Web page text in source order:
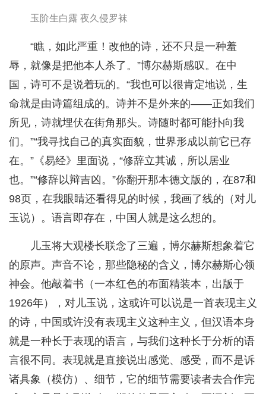
玉阶生白露 夜久侵罗袜
“瞧，如此严重！改他的诗，还不只是一种羞
辱，就像是把他本人杀了。”博尔赫斯感叹。在中
国，诗可不是说着玩的。“我也可以很肯定地说，生
命就是由诗篇组成的。诗并不是外来的——正如我们
所见，诗就埋伏在街角那头。诗随时都可能扑向我
们。”“我寻找自己的真实面貌，世界形成以前它已存
在。”《易经》里面说，“修辞立其诚，所以居业
也。”“修辞以辩吉凶。”你翻开那本德文版的，在87和
98页，在我眼睛还看得见的时候，我画了线的（对儿
玉说）。语言即存在，中国人就是这么想的。
儿玉将大观楼长联念了三遍，博尔赫斯想象着它
的原声。声音不论，那些隐秘的含义，博尔赫斯心领
神会。他敲着书（一本红色的布面精装本，出版于
1926年），对儿玉说，这或许可以说是一首表现主义
的诗，中国或许没有表现主义这种主义，但汉语本身
就是一种长于表现的语言，与我们这种长于分析的语
言很不同。表现就是直接说出感觉、感受，而不是诉
诸具象（模仿）、细节，它的细节需要读者去合作完